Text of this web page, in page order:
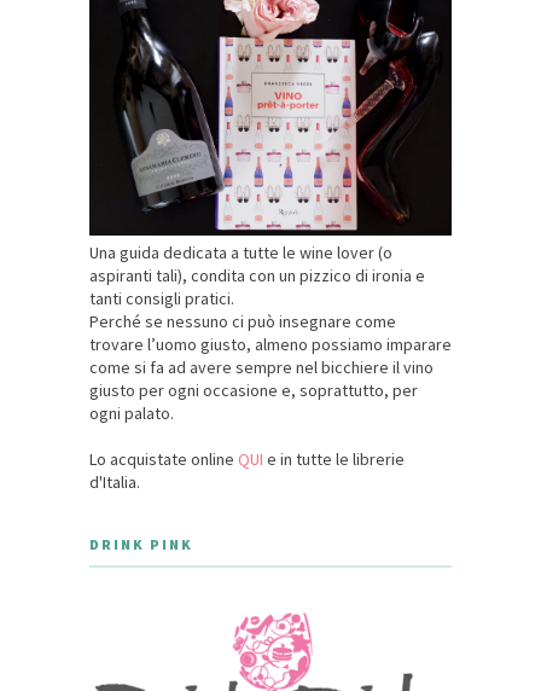
Una guida dedicata a tutte le wine lover (o
aspiranti tali), condita con un pizzico di ironia e
tanti consigli pratici.
Perché se nessuno ci può insegnare come
trovare l’uomo giusto, almeno possiamo imparare
come si fa ad avere sempre nel bicchiere il vino
giusto per ogni occasione e, soprattutto, per
ogni palato.
Lo acquistate online QUI e in tutte le librerie
d'Italia.
DRINK PINK